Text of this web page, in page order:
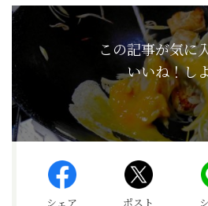
この記事が気に
いいね！し
シェア ポスト